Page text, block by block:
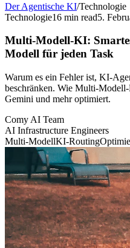
Der Agentische KI/Technologie
Technologie16 min read5.
Multi-Modell-KI:
Modell für jeden Task
Warum es ein Fehler ist, KI-
beschränken. Wie Multi-
Gemini und mehr optimiert.
Comy AI Team
AI Infrastructure Engineers
Multi-ModellKI-Routing